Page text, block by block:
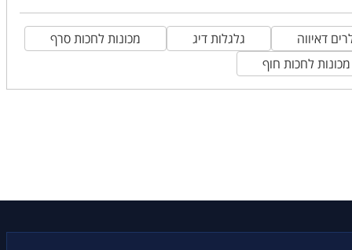
דאיווה גלגלות דיג
מכונות לחכות סרף
מכונות לחכות חוף